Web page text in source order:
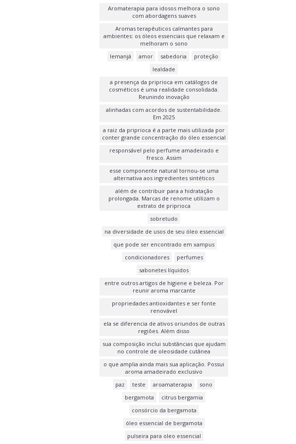
Aromaterapia para idosos melhora o sono
com abordagens suaves
Aromas terapêuticos calmantes para
ambientes: os óleos essenciais que relaxam e
melhoram o sono
Iemanjá
amor sabedoria
proteção
lealdade
a presença da priprioca em catálogos de
cosméticos é uma realidade consolidada.
Reunindo inovação
alinhadas com acordos de sustentabilidade.
Em 2025
a raiz da priprioca é a parte mais utilizada por
conter grande concentração do óleo essencial
responsável pelo perfume amadeirado e
fresco. Assim
esse componente natural tornou-se uma
alternativa aos ingredientes sintéticos
além de contribuir para a hidratação
prolongada. Marcas de renome utilizam o
extrato de priprioca
sobretudo
na diversidade de usos de seu óleo essencial
que pode ser encontrado em xampus
condicionadores
perfumes
sabonetes líquidos
entre outros artigos de higiene e beleza. Por
reunir aroma marcante
propriedades antioxidantes e ser fonte
renovável
ela se diferencia de ativos oriundos de outras
regiões. Além disso
sua composição inclui substâncias que ajudam
no controle de oleosidade cutânea
o que amplia ainda mais sua aplicação. Possui
aroma amadeirado exclusivo
paz
teste aroamaterapia
sono
bergamota
citrus bergamia
consórcio da bergamota
óleo essencial de bergamota
pulseira para oleo essencial